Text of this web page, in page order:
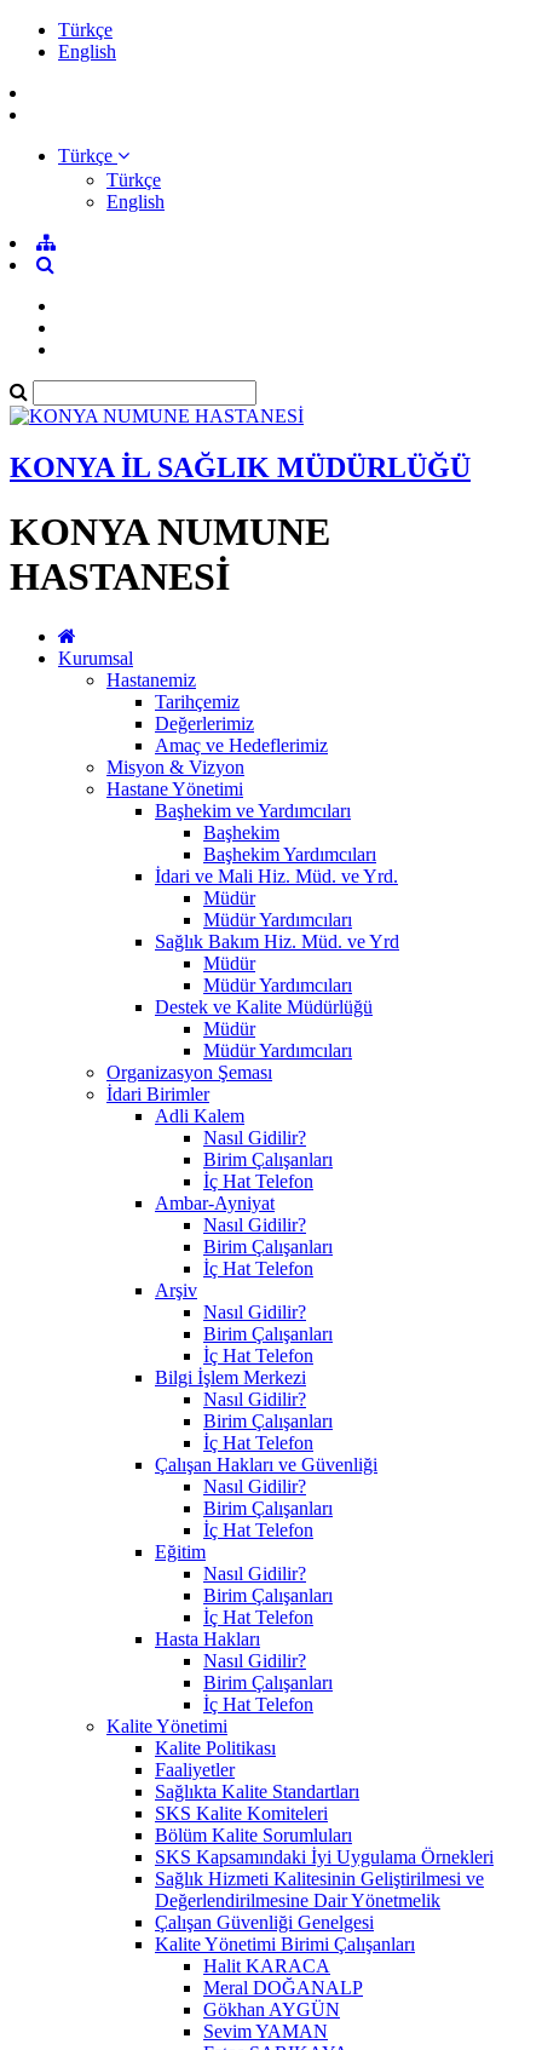
Türkçe
English
Türkçe
Türkçe
English
KONYA İL SAĞLIK MÜDÜRLÜĞÜ
KONYA NUMUNE
HASTANESİ
Kurumsal
Hastanemiz
Tarihçemiz
Değerlerimiz
Amaç ve Hedeflerimiz
Misyon & Vizyon
Hastane Yönetimi
Başhekim ve Yardımcıları
Başhekim
Başhekim Yardımcıları
İdari ve Mali Hiz. Müd. ve Yrd.
Müdür
Müdür Yardımcıları
Sağlık Bakım Hiz. Müd. ve Yrd
Müdür
Müdür Yardımcıları
Destek ve Kalite Müdürlüğü
Müdür
Müdür Yardımcıları
Organizasyon Şeması
İdari Birimler
Adli Kalem
Nasıl Gidilir?
Birim Çalışanları
İç Hat Telefon
Ambar-Ayniyat
Nasıl Gidilir?
Birim Çalışanları
İç Hat Telefon
Arşiv
Nasıl Gidilir?
Birim Çalışanları
İç Hat Telefon
Bilgi İşlem Merkezi
Nasıl Gidilir?
Birim Çalışanları
İç Hat Telefon
Çalışan Hakları ve Güvenliği
Nasıl Gidilir?
Birim Çalışanları
İç Hat Telefon
Eğitim
Nasıl Gidilir?
Birim Çalışanları
İç Hat Telefon
Hasta Hakları
Nasıl Gidilir?
Birim Çalışanları
İç Hat Telefon
Kalite Yönetimi
Kalite Politikası
Faaliyetler
Sağlıkta Kalite Standartları
SKS Kalite Komiteleri
Bölüm Kalite Sorumluları
SKS Kapsamındaki İyi Uygulama Örnekleri
Sağlık Hizmeti Kalitesinin Geliştirilmesi ve
Değerlendirilmesine Dair Yönetmelik
Çalışan Güvenliği Genelgesi
Kalite Yönetimi Birimi Çalışanları
Halit KARACA
Meral DOĞANALP
Gökhan AYGÜN
Sevim YAMAN